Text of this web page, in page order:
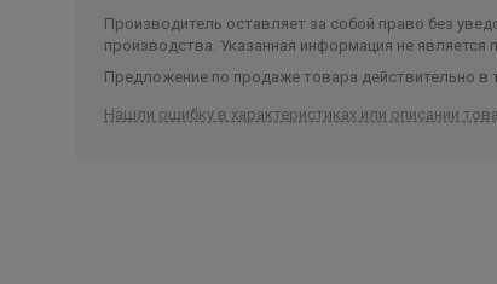
Производитель оставляет за собой право без
производства. Указанная информация не является
Предложение по продаже товара действительно в
Нашли ошибку в характеристиках или описании